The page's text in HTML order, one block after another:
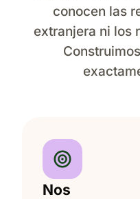
conocen las
extranjera ni los
Nos